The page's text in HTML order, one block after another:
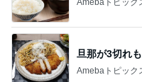
旦那が3切れ
Amebaトピック